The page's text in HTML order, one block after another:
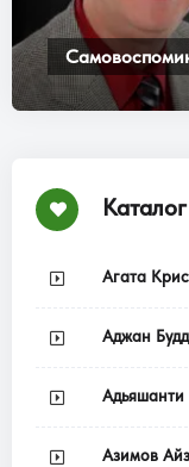
Агата
Аджан
Адьяшанти
Азимов